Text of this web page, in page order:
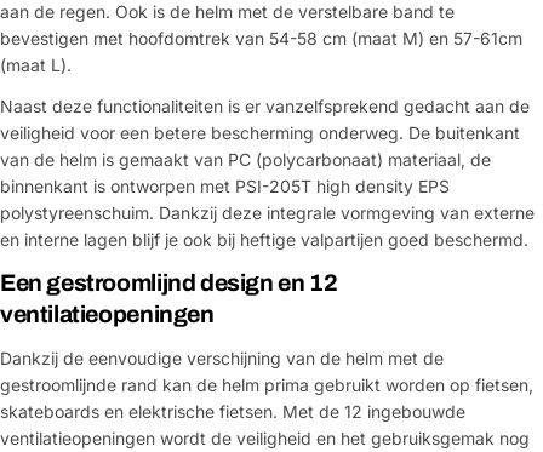
aan de regen. Ook is de helm met de verstelbare band te
bevestigen met hoofdomtrek van 54-58 cm (maat M) en 57-61cm
(maat L).
Naast deze functionaliteiten is er vanzelfsprekend gedacht aan de
veiligheid voor een betere bescherming onderweg. De buitenkant
van de helm is gemaakt van PC (polycarbonaat) materiaal, de
binnenkant is ontworpen met PSI-205T high density EPS
polystyreenschuim. Dankzij deze integrale vormgeving van externe
en interne lagen blijf je ook bij heftige valpartijen goed beschermd.
Een gestroomlijnd design en 12
ventilatieopeningen
Dankzij de eenvoudige verschijning van de helm met de
gestroomlijnde rand kan de helm prima gebruikt worden op fietsen,
skateboards en elektrische fietsen. Met de 12 ingebouwde
ventilatieopeningen wordt de veiligheid en het gebruiksgemak nog